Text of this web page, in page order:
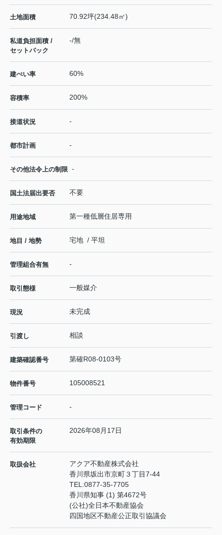
土地面積 70.92坪(234.48㎡)
私道負担面積 /
セットバック
-/無
建ぺい率 60%
容積率 200%
接道状況 -
都市計画 -
その他法令上の制限 -
国土法届出要否 不要
用途地域 第一種低層住居専用
地目 / 地勢 宅地 / 平坦
管理組合有無 -
取引態様 一般媒介
現況 未完成
引渡し 相談
建築確認番号 第確R08-0103号
物件番号 105008521
管理コード -
取引条件の
有効期限
2026年08月17日
取扱会社
アクア不動産株式会社
香川県坂出市京町３丁目7-44
TEL:0877-35-7705
香川県知事 (1) 第4672号
(公社)全日本不動産協会
四国地区不動産公正取引協議会